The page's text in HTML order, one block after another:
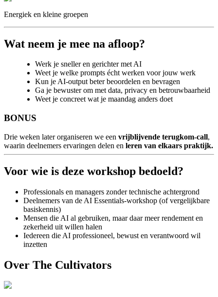
Energiek en kleine groepen
Wat neem je mee na afloop?
Werk je sneller en gerichter met AI
Weet je welke prompts écht werken voor jouw werk
Kun je AI-output beter beoordelen en bevragen
Ga je bewuster om met data, privacy en betrouwbaarheid
Weet je concreet wat je maandag anders doet
BONUS
Drie weken later organiseren we een vrijblijvende terugkom-call,
waarin deelnemers ervaringen delen en leren van elkaars praktijk.
Voor wie is deze workshop bedoeld?
Professionals en managers zonder technische achtergrond
Deelnemers van de AI Essentials-workshop (of vergelijkbare
basiskennis)
Mensen die AI al gebruiken, maar daar meer rendement en
zekerheid uit willen halen
Iedereen die AI professioneel, bewust en verantwoord wil
inzetten
Over The Cultivators